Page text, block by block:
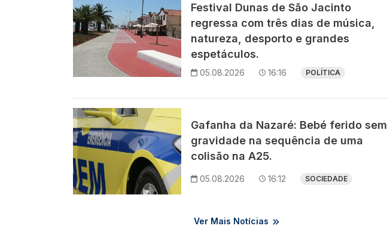
Festival Dunas de São Jacinto
regressa com três dias de música,
natureza, desporto e grandes
espetáculos.
05.08.2026 16:16 POLÍTICA
Imagem
Gafanha da Nazaré: Bebé ferido sem
gravidade na sequência de uma
colisão na A25.
05.08.2026 16:12 SOCIEDADE
Ver Mais Notícias